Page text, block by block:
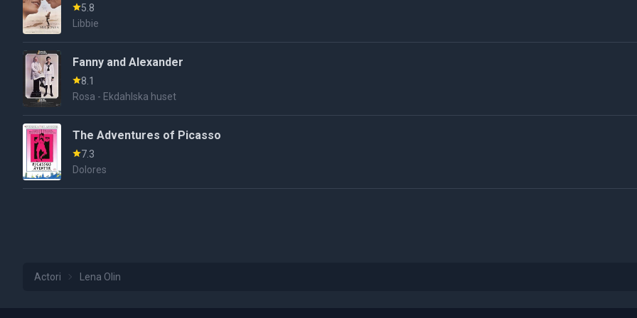
5.8
Libbie
Fanny and Alexander
8.1
Rosa - Ekdahlska huset
The Adventures of Picasso
7.3
Dolores
Actori Lena Olin